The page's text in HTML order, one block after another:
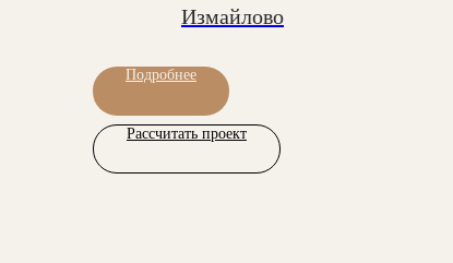
Измайлово
Подробнее
Рассчитать проект